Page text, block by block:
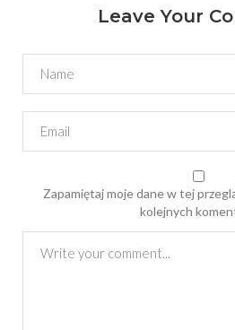
Leave Your
Zapamiętaj moje dane w tej
kolejnych